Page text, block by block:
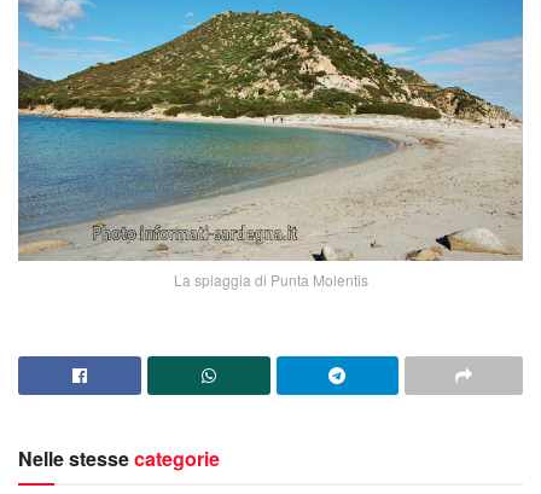
La spiaggia di Punta Molentis
Nelle stessecategorie